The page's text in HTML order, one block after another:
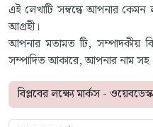
এই লেখাটি সম্বন্ধে আপনার
আগ্রহী।
আপনার মতামত টি, সম্পাদকীয়
সম্পাদিত আকারে, আপনার নাম সহ